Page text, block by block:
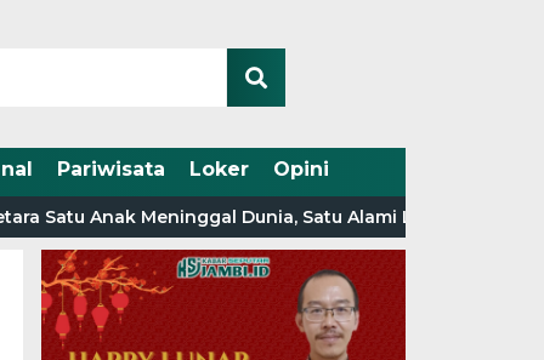
Pariwisata Loker Opini
Anak Meninggal Dunia, Satu Alami Luka-Luka